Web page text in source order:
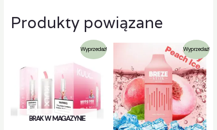
Produkty powiązane
Wyprzedaż!
BRAK W MAGAZYNIE
Wyprzedaż!